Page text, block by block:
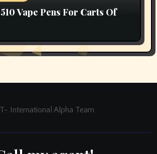
Vape Pens For Carts Of
International Alpha Team